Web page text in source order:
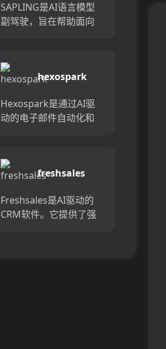
SAPLING是AI语言模型
副驾驶，旨在帮助面向
于现有CRM和消息传递
平台之上，提供实时的
hexospark
Hexospark是通过AI驱
动的电子邮件自动化和
子邮件，自动化后续行
动并将潜在客户转变为
freshsales
Freshsales是AI驱动的
CRM软件。它提供了强